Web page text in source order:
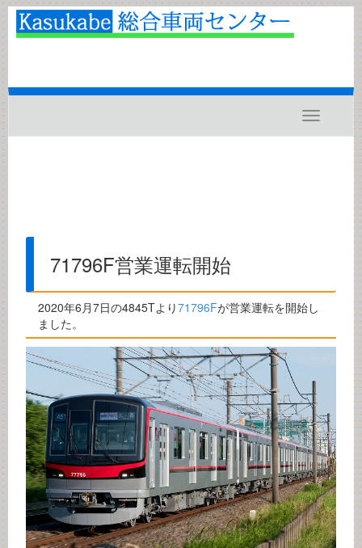
Toggle
navigation
71796F営業運転開始
2020年6月7日の4845Tより71796Fが営業運転を開始し
ました。